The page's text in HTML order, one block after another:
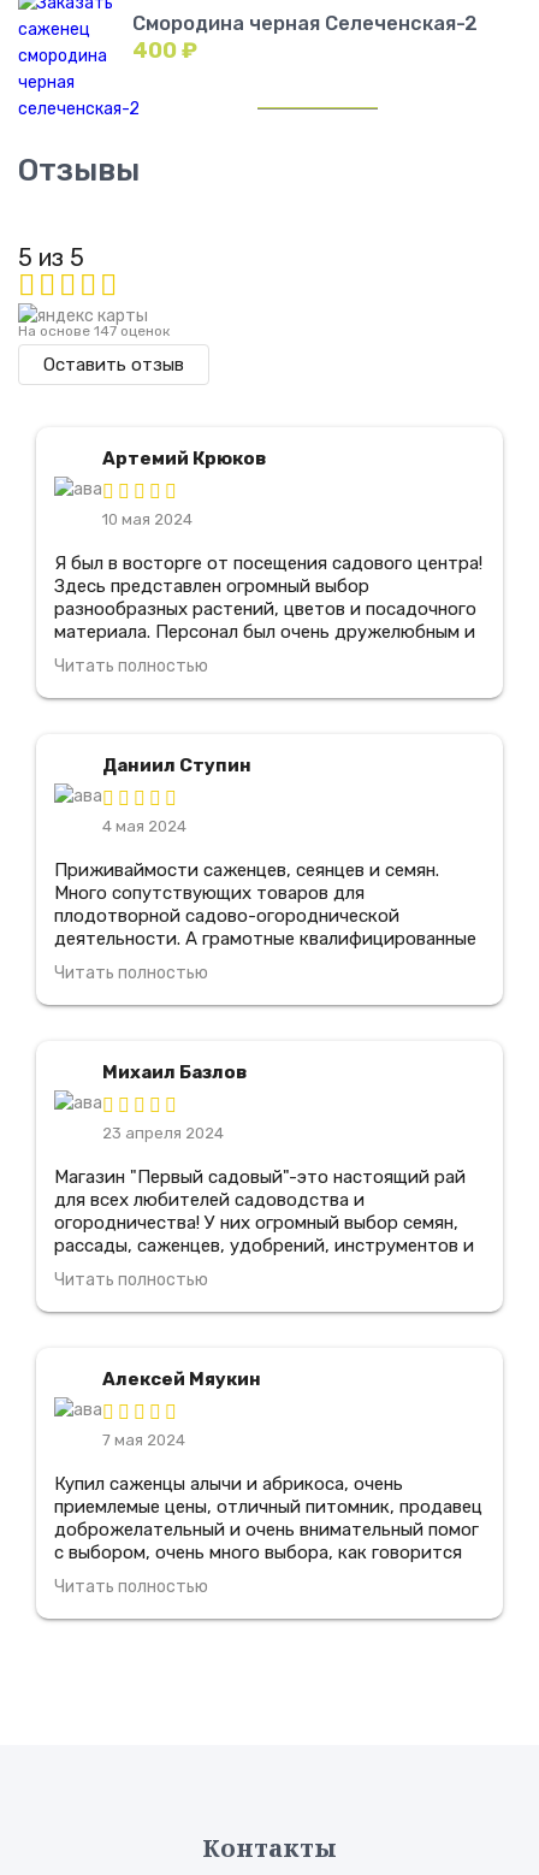
Смородина черная Селеченская-2
400₽
Отзывы
5 из 5
На основе 147 оценок
Оставить отзыв
Артемий Крюков
10 мая 2024
Я был в восторге от посещения садового центра!
Здесь представлен огромный выбор
разнообразных растений, цветов и посадочного
материала. Персонал был очень дружелюбным и
предоставил мне всю необходимую информацию
по уходу за растениями. Я также оценил
прекрасное качество продукции и отличные
вернусь сюда снова и рекомендую его всем
любителям садоводства.
Читать полностью
Даниил Ступин
4 мая 2024
Приживаймости саженцев, сеянцев и семян.
Много сопутствующих товаров для
плодотворной садово-огороднической
деятельности. А грамотные квалифицированные
специалисты всегда подскажут что именно
подходит для моего сада. Отдельное спасибо.
Несколько вариантов видов доставки. В
этом магазине, всем доволен.
Читать полностью
Михаил Базлов
23 апреля 2024
Магазин "Первый садовый"-это настоящий рай
для всех любителей садоводства и
огородничества! У них огромный выбор семян,
рассады, саженцев, удобрений, инструментов и
всего, что только может понадобиться для
создания и ухода за садом. Здесь работают
настоящие профессионалы, которые всегда
этот магазин всем своим знакомым
Читать полностью
Алексей Мяукин
7 мая 2024
Купил саженцы алычи и абрикоса, очень
приемлемые цены, отличный питомник, продавец
доброжелательный и очень внимательный помог
с выбором, очень много выбора, как говорится
цена-качество, все прижилось, очень
понравилось зайду еще, всем советую туда
зайди!
Читать полностью
Контакты